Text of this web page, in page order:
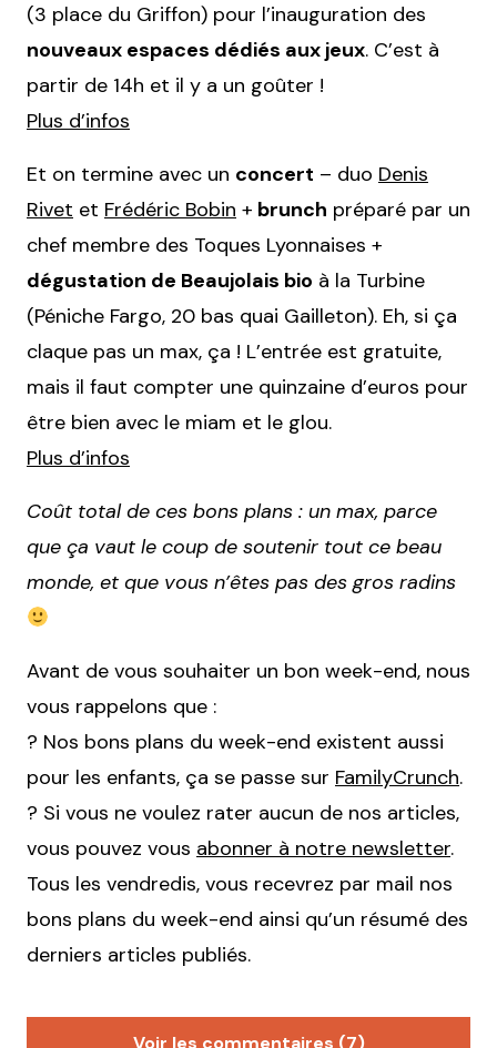
(3 place du Griffon) pour l’inauguration des
nouveaux espaces dédiés aux jeux. C’est à
partir de 14h et il y a un goûter !
Plus d’infos
Et on termine avec un concert – duo Denis
Rivet et Frédéric Bobin + brunch préparé par un
chef membre des Toques Lyonnaises +
dégustation de Beaujolais bio à la Turbine
(Péniche Fargo, 20 bas quai Gailleton). Eh, si ça
claque pas un max, ça ! L’entrée est gratuite,
mais il faut compter une quinzaine d’euros pour
être bien avec le miam et le glou.
Plus d’infos
Coût total de ces bons plans : un max, parce
que ça vaut le coup de soutenir tout ce beau
monde, et que vous n’êtes pas des gros radins
Avant de vous souhaiter un bon week-end, nous
vous rappelons que :
? Nos bons plans du week-end existent aussi
pour les enfants, ça se passe sur FamilyCrunch.
? Si vous ne voulez rater aucun de nos articles,
vous pouvez vous abonner à notre newsletter.
Tous les vendredis, vous recevrez par mail nos
bons plans du week-end ainsi qu’un résumé des
derniers articles publiés.
Voir les commentaires (7)